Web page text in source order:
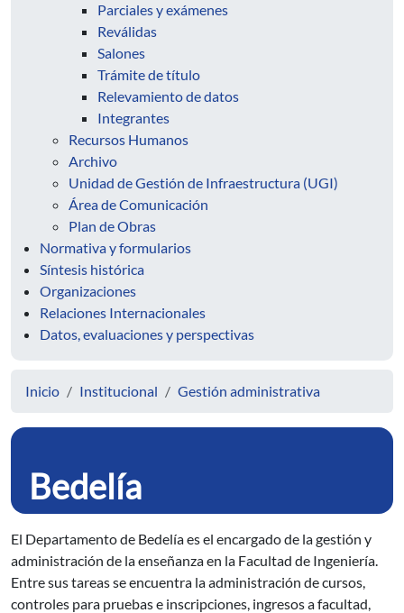
Parciales y exámenes
Reválidas
Salones
Trámite de título
Relevamiento de datos
Integrantes
Recursos Humanos
Archivo
Unidad de Gestión de Infraestructura (UGI)
Área de Comunicación
Plan de Obras
Normativa y formularios
Síntesis histórica
Organizaciones
Relaciones Internacionales
Datos, evaluaciones y perspectivas
Inicio Institucional Gestión administrativa
Bedelía
El Departamento de Bedelía es el encargado de la gestión y
administración de la enseñanza en la Facultad de Ingeniería.
Entre sus tareas se encuentra la administración de cursos,
controles para pruebas e inscripciones, ingresos a facultad,